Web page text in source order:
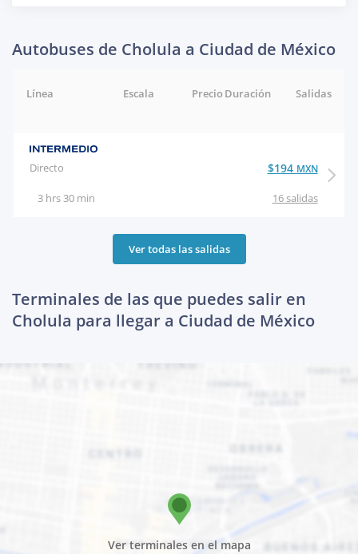
Autobuses de Cholula a Ciudad de México
Línea Salidas
Duración
Escala Precio
16 salidas
3 hrs 30 min
Directo $194 MXN
Ver todas las salidas
Terminales de las que puedes salir en
Cholula para llegar a Ciudad de México
Ver terminales en el mapa